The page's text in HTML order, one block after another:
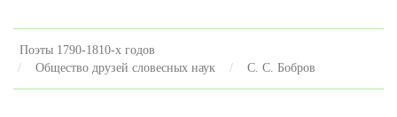
Поэты 1790-1810-х годов
Общество друзей словесных наук
С. С. Бобров